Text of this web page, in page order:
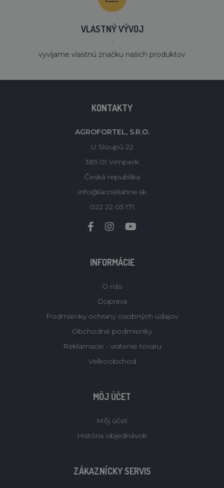
VLASTNÝ VÝVOJ
´
vyvíjame vlastnú značku našich produktov
KONTAKTY
AGROFORTEL, S.R.O.
U Sloupů 22
385 01 Vimperk
Česká republika
info@lacneliahne.sk
022 22 05 171
INFORMÁCIE
O nás
Doprava
Podmienky ochrany osobných údajov
Obchodné podmienky
Reklamacie - vratenie tovaru
Velkoobchod
MÔJ ÚČET
Môj účet
História objednávok
ZÁKAZNÍCKY SERVIS